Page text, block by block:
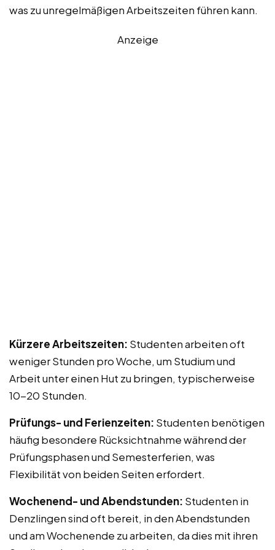
was zu unregelmäßigen Arbeitszeiten führen kann.
Anzeige
Kürzere Arbeitszeiten: Studenten arbeiten oft
weniger Stunden pro Woche, um Studium und
Arbeit unter einen Hut zu bringen, typischerweise
10-20 Stunden.
Prüfungs- und Ferienzeiten: Studenten benötigen
häufig besondere Rücksichtnahme während der
Prüfungsphasen und Semesterferien, was
Flexibilität von beiden Seiten erfordert.
Wochenend- und Abendstunden: Studenten in
Denzlingen sind oft bereit, in den Abendstunden
und am Wochenende zu arbeiten, da dies mit ihren